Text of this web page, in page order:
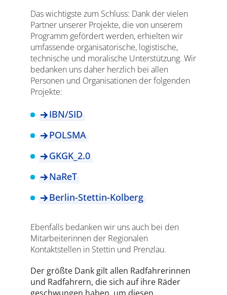
Das wichtigste zum Schluss: Dank der vielen
Partner unserer Projekte, die von unserem
Programm gefördert werden, erhielten wir
umfassende organisatorische, logistische,
technische und moralische Unterstützung. Wir
bedanken uns daher herzlich bei allen
Personen und Organisationen der folgenden
Projekte:
IBN/SID
POLSMA
GKGK_2.0
NaReT
Berlin-Stettin-Kolberg
Ebenfalls bedanken wir uns auch bei den
Mitarbeiterinnen der Regionalen
Kontaktstellen in Stettin und Prenzlau.
Der größte Dank gilt allen Radfahrerinnen
und Radfahrern, die sich auf ihre Räder